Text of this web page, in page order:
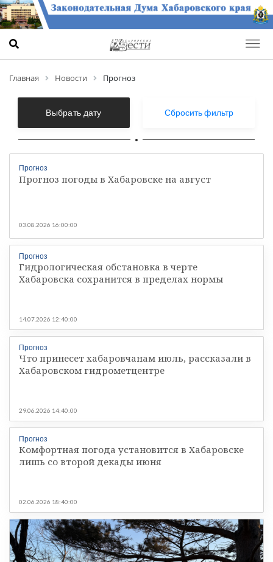
Главная Новости Прогноз
Выбрать дату Сбросить фильтр
Прогноз
Прогноз погоды в Хабаровске на август
03.08.2026 16:00:00
Прогноз
Гидрологическая обстановка в черте
Хабаровска сохранится в пределах нормы
14.07.2026 12:40:00
Прогноз
Что принесет хабаровчанам июль, рассказали в
Хабаровском гидрометцентре
29.06.2026 14:40:00
Прогноз
Комфортная погода установится в Хабаровске
лишь со второй декады июня
02.06.2026 18:40:00